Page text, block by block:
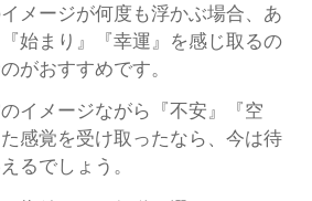
メージが何度も浮かぶ場合、あ
始まり』『幸運』を感じ取るの
がおすすめです。
イメージながら『不安』『空
感覚を受け取ったなら、今は待
るでしょう。